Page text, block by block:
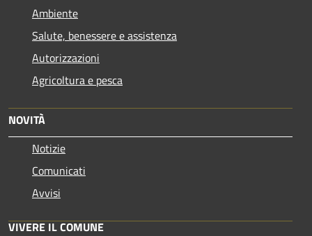
Ambiente
Salute, benessere e assistenza
Autorizzazioni
Agricoltura e pesca
NOVITÀ
Notizie
Comunicati
Avvisi
VIVERE IL COMUNE